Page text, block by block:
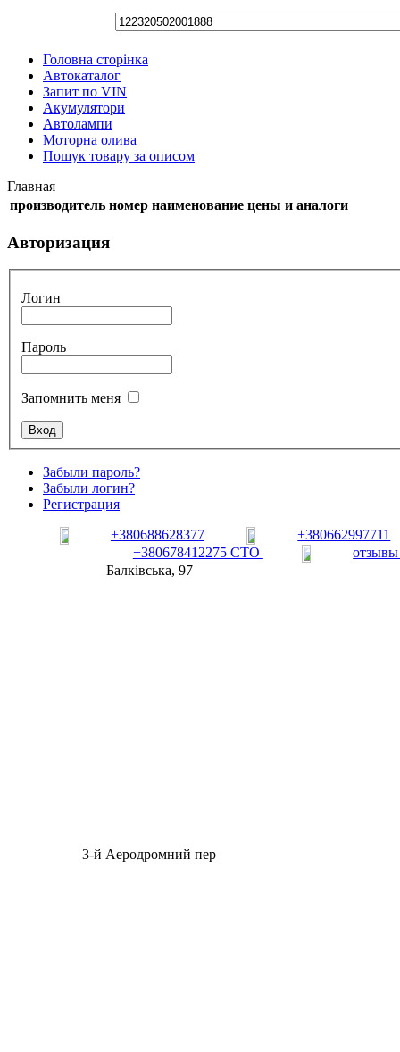
Головна сторінка
Автокаталог
Запит по VIN
Акумулятори
Автолампи
Моторна олива
Пошук товару за описом
Главная
производитель номер наименование цены и аналоги
Авторизация
Логин
Пароль
Запомнить меня
Забыли пароль?
Забыли логин?
Регистрация
+380688628377
+380662997711
+380678412275 СТО
Балківська, 97
3-й Аеродромний пер